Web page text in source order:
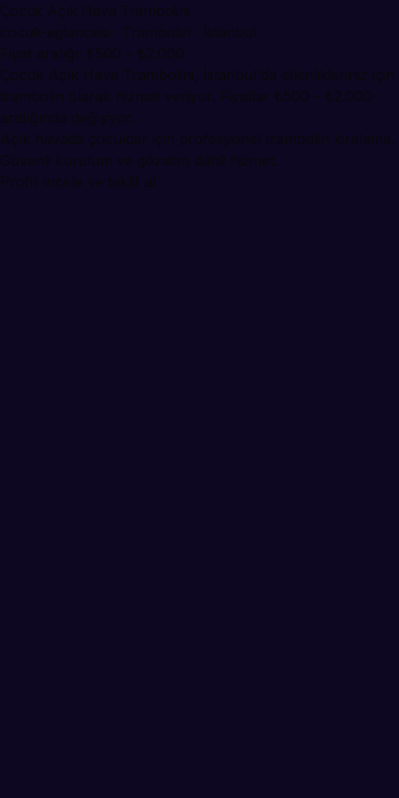
Çocuk Açık Hava Trambolini
cocuk-eglencesi · Trambolin · İstanbul
Fiyat aralığı: ₺500 – ₺2.000
Çocuk Açık Hava Trambolini, İstanbul'da etkinlikleriniz için
trambolin olarak hizmet veriyor. Fiyatlar ₺500 – ₺2.000
aralığında değişiyor.
Açık havada çocuklar için profesyonel trambolin kiralama.
Güvenli kurulum ve gözetim dahil hizmet.
Profili incele ve teklif al